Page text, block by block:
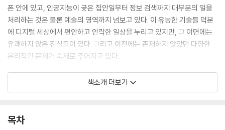
폰 안에 있고, 인공지능이 궂은 집안일부터 정보 검색까지 대부분의 일을
처리하는 것은 물론 예술의 영역까지 넘보고 있다. 이 유능한 기술들 덕분
에 디지털 세상에서 편안하고 안락한 일상을 누리고 있지만, 그 이면에는
유쾌하지 않은 진실들이 있다. 그리고 이전에는 존재하지 않았던 다양한
윤리적인 문제가 숙제로 주어지고 있다.
저자는 이 책에서 디지털 기술들에 의해 디자인되는 우리의 삶과 그 이면
을 들여다보고, 날로 편리해지는 세상에서 그 기술들과 어떻게 공생해야
들을 접한 GEN Z를 타깃으로 강렬한 인사이트를 주는 여러 주제를 다룬
책소개 더보기
목차